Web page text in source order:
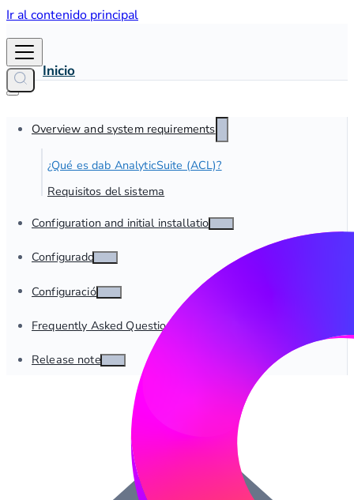
Ir al contenido principal
Inicio
Overview and system requirements
¿Qué es dab AnalyticSuite (ACL)?
Requisitos del sistema
Configuration and initial installation
Configurador
Configuración
Frequently Asked Questions
Release notes